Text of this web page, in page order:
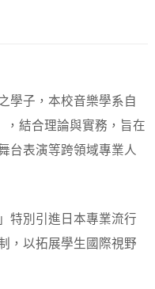
學子，本校音樂學系自
，結合理論與實務，旨在
台表演等跨領域專業人
特別引進日本專業流行
，以拓展學生國際視野